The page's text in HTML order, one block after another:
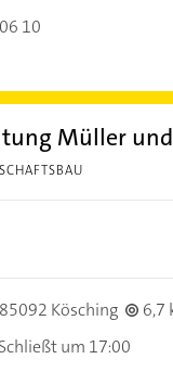
10
Müller
85092 Kösching
6,7
Schließt um 17:00